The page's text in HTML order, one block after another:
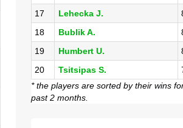
17
Lehecka J.
18
Bublik A.
19
Humbert U.
20
Tsitsipas S.
* the players are sorted by their wins
past 2 months.